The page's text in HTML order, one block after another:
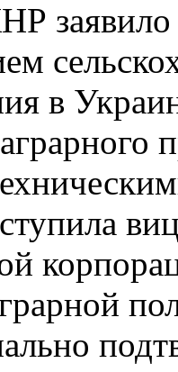
заявило
в